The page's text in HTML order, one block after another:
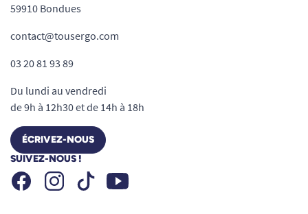
59910 Bondues
contact@tousergo.com
03 20 81 93 89
Du lundi au vendredi
de 9h à 12h30 et de 14h à 18h
ÉCRIVEZ-NOUS
SUIVEZ-NOUS !
FacebookInstagramTiktok Youtube